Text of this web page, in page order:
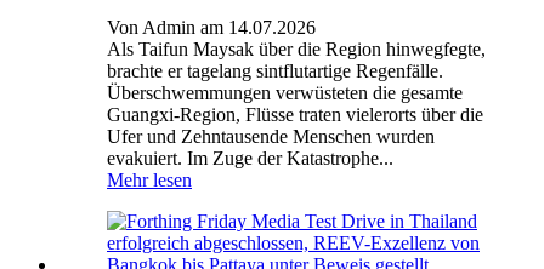
Von Admin am 14.07.2026
Als Taifun Maysak über die Region hinwegfegte,
brachte er tagelang sintflutartige Regenfälle.
Überschwemmungen verwüsteten die gesamte
Guangxi-Region, Flüsse traten vielerorts über die
Ufer und Zehntausende Menschen wurden
evakuiert. Im Zuge der Katastrophe...
Mehr lesen